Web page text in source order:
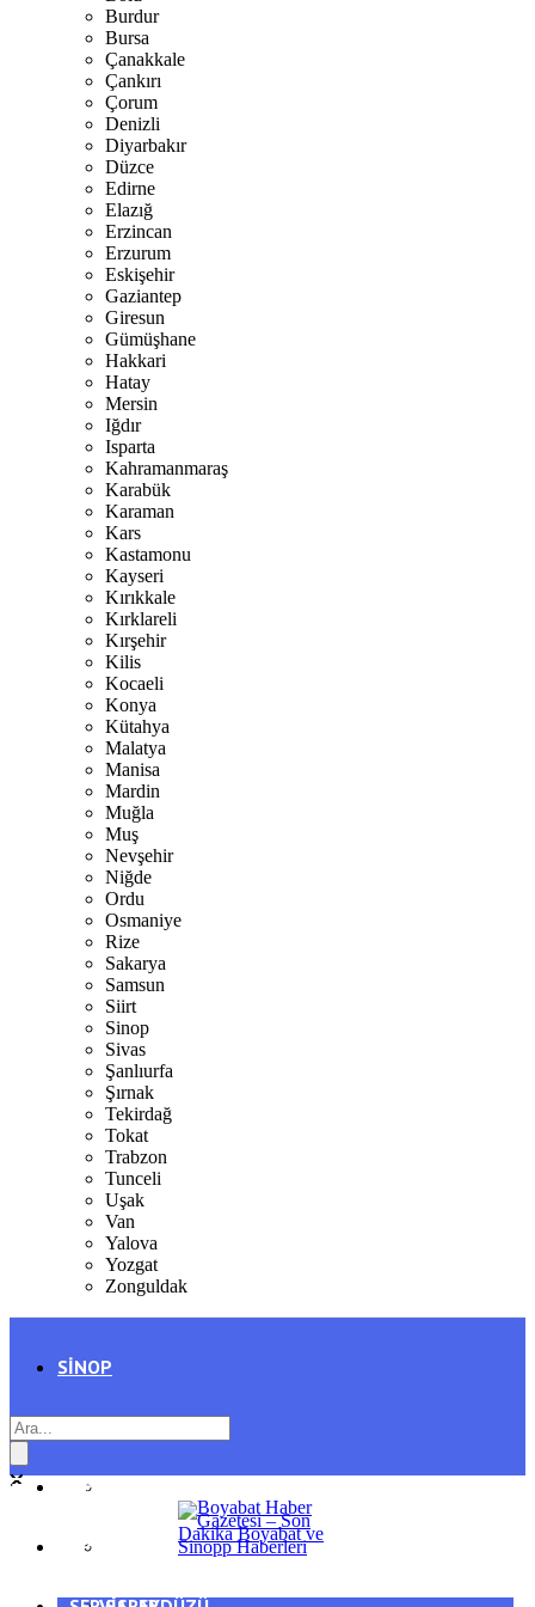
Burdur
Bursa
Çanakkale
Çankırı
Çorum
Denizli
Diyarbakır
Düzce
Edirne
Elazığ
Erzincan
Erzurum
Eskişehir
Gaziantep
Giresun
Gümüşhane
Hakkari
Hatay
Mersin
Iğdır
Isparta
Kahramanmaraş
Karabük
Karaman
Kars
Kastamonu
Kayseri
Kırıkkale
Kırklareli
Kırşehir
Kilis
Kocaeli
Konya
Kütahya
Malatya
Manisa
Mardin
Muğla
Muş
Nevşehir
Niğde
Ordu
Osmaniye
Rize
Sakarya
Samsun
Siirt
Sinop
Sivas
Şanlıurfa
Şırnak
Tekirdağ
Tokat
Trabzon
Tunceli
Uşak
Van
Yalova
Yozgat
Zonguldak
SINOP
AYANCIK
GENEL
SPOR